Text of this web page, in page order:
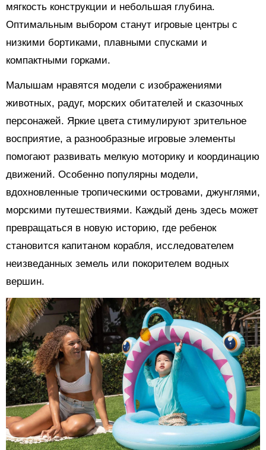
мягкость конструкции и небольшая глубина.
Оптимальным выбором станут игровые центры с
низкими бортиками, плавными спусками и
компактными горками.
Малышам нравятся модели с изображениями
животных, радуг, морских обитателей и сказочных
персонажей. Яркие цвета стимулируют зрительное
восприятие, а разнообразные игровые элементы
помогают развивать мелкую моторику и координацию
движений. Особенно популярны модели,
вдохновленные тропическими островами, джунглями,
морскими путешествиями. Каждый день здесь может
превращаться в новую историю, где ребенок
становится капитаном корабля, исследователем
неизведанных земель или покорителем водных
вершин.